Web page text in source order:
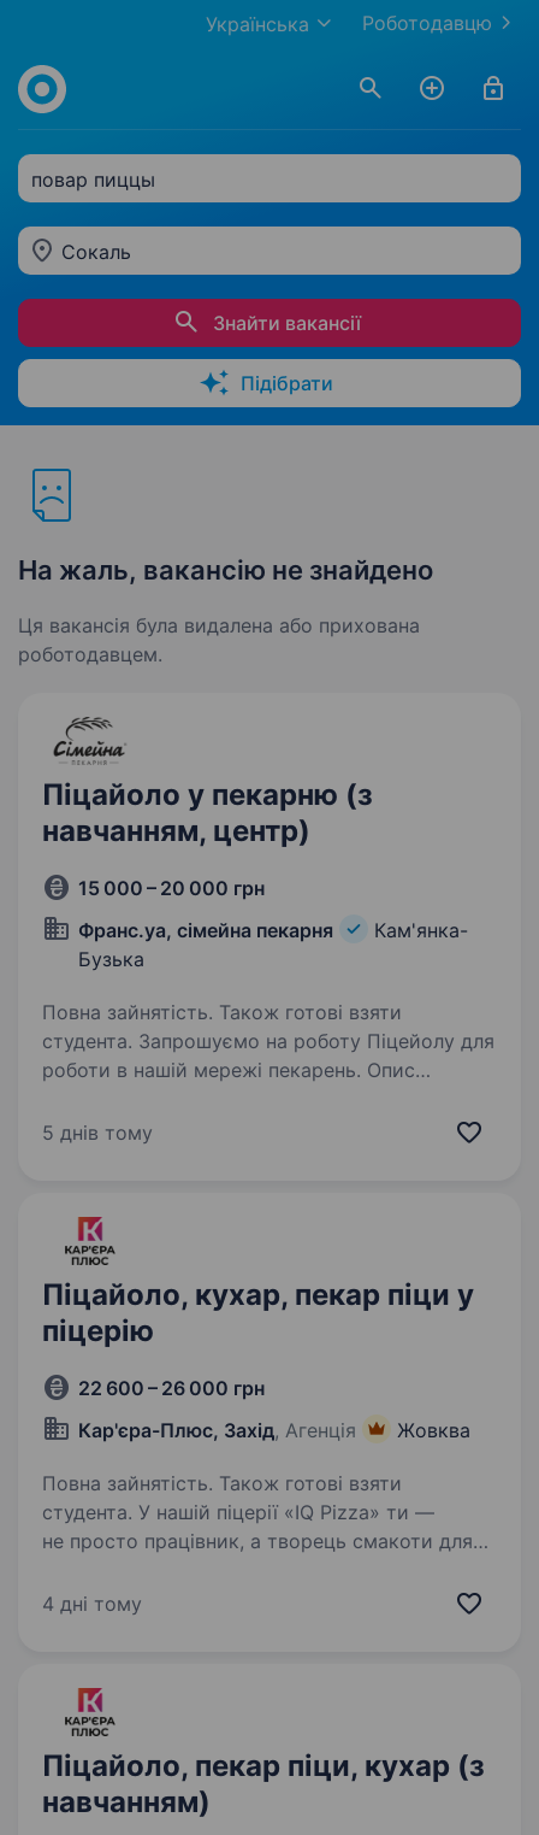
Роботодавцю
Українська
повар пиццы
Сокаль
Знайти вакансії
Підібрати
На жаль, вакансію не знайдено
Ця вакансія була видалена або прихована
роботодавцем.
Піцайоло у пекарню (з
навчанням, центр)
15 000 – 20 000 грн
Франс.уа, сімейна пекарня
Кам'янка-
Бузька
Повна зайнятість. Також готові взяти
студента. Запрошуємо на роботу Піцейолу для
роботи в нашій мережі пекарень. Опис
Бажання навчатися та вдосконалювати свої
5 днів тому
Піцайоло, кухар, пекар піци у
піцерію
22 600 – 26 000 грн
Кар'єра-Плюс, Захід, Агенція Жовква
Повна зайнятість. Також готові взяти
студента. У нашій піцерії «IQ Pizza» ти —
не просто працівник, а творець смакоти для
ми шукаємо у команду піцайоло, який готує
4 дні тому
Піцайоло, пекар піци, кухар (з
навчанням)